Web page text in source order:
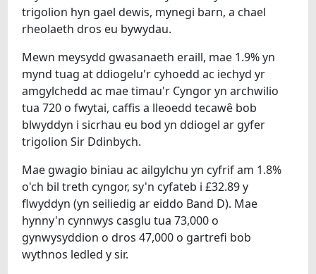
trigolion hyn gael dewis, mynegi barn, a chael
rheolaeth dros eu bywydau.
Mewn meysydd gwasanaeth eraill, mae 1.9% yn
mynd tuag at ddiogelu'r cyhoedd ac iechyd yr
amgylchedd ac mae timau'r Cyngor yn archwilio
tua 720 o fwytai, caffis a lleoedd tecawê bob
blwyddyn i sicrhau eu bod yn ddiogel ar gyfer
trigolion Sir Ddinbych.
Mae gwagio biniau ac ailgylchu yn cyfrif am 1.8%
o'ch bil treth cyngor, sy'n cyfateb i £32.89 y
flwyddyn (yn seiliedig ar eiddo Band D). Mae
hynny'n cynnwys casglu tua 73,000 o
gynwysyddion o dros 47,000 o gartrefi bob
wythnos ledled y sir.